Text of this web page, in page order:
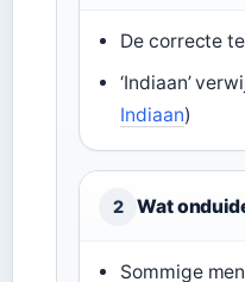
De correcte
‘Indiaan’
Indiaan)
2 Wat
Sommige